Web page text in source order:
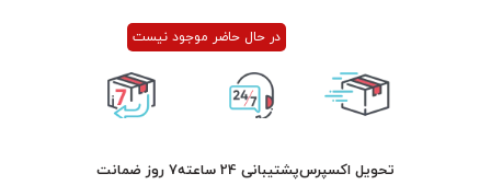
در حال حاضر موجود نیست
تحویل اکسپرسپشتیبانی 24 ساعته 7 روز ضمانت